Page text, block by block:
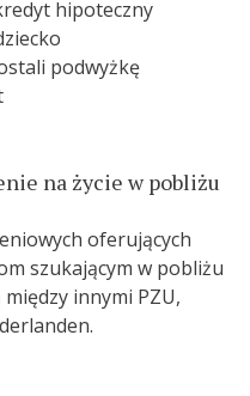
hipoteczny
podwyżkę
na życie w pobliżu
oferujących
szukającym w pobliżu
innymi PZU,